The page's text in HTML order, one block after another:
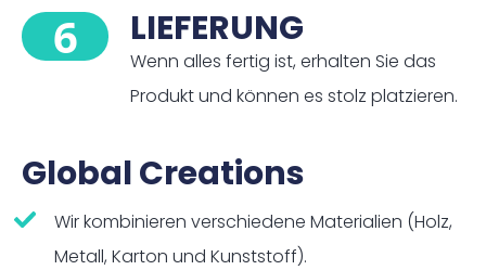
6 LIEFERUNG
Wenn alles fertig ist, erhalten Sie das
Produkt und können es stolz platzieren.
Global Creations
Wir kombinieren verschiedene Materialien (Holz,
Metall, Karton und Kunststoff).